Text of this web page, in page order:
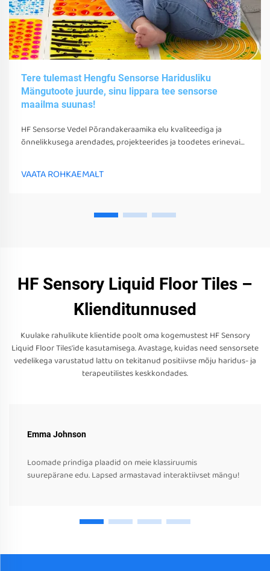
Tere tulemast Hengfu Sensorse Haridusliku
Mängutoote juurde, sinu lippara tee sensorse
maailma suunas!
HF Sensorse Vedel Põrandakeraamika elu kvaliteediga ja
õnnelikkusega arendades, projekteerides ja toodetes erinevaid
ja seadmed võivad mitte ainult stimuleerida nende sensorseid
tunneid
VAATA ROHKAEMALT
HF Sensory Liquid Floor Tiles –
Klienditunnused
Kuulake rahulikute klientide poolt oma kogemustest HF Sensory
Liquid Floor Tiles'ide kasutamisega. Avastage, kuidas need sensorsete
vedelikega varustatud lattu on tekitanud positiivse mõju haridus- ja
terapeutilistes keskkondades.
Emma Johnson
Loomade prindiga plaadid on meie klassiruumis
suurepärane edu. Lapsed armastavad interaktiivset mängu!